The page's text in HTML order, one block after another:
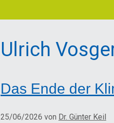
Ulrich
Das Ende der
25/06/2026 von Dr. Günter Keil